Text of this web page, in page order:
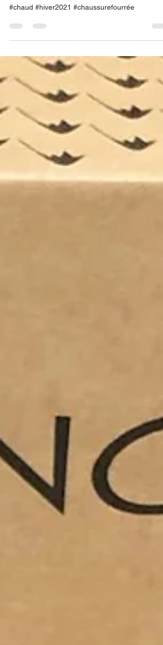
Quel bonheur de glisser ses pieds dans les
#chaud #hiver2021 #chaussurefourrée